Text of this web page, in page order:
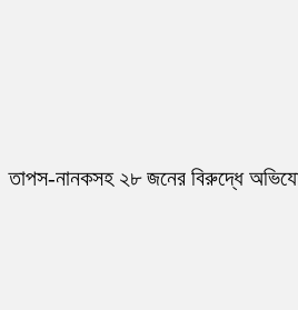
তাপস-নানকসহ ২৮ জনের বিরুদ্ধে